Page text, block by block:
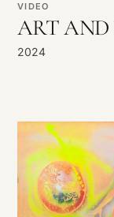
VIDEO
ART AND
2024